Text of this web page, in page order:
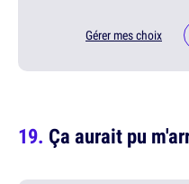
Gérer mes choix
Ça aurait pu